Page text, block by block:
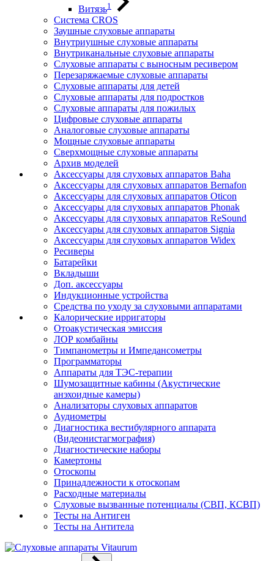
Витязь1
Система CROS
Заушные слуховые аппараты
Внутриушные слуховые аппараты
Внутриканальные слуховые аппараты
Слуховые аппараты с выносным ресивером
Перезаряжаемые слуховые аппараты
Слуховые аппараты для детей
Слуховые аппараты для подростков
Слуховые аппараты для пожилых
Цифровые слуховые аппараты
Аналоговые слуховые аппараты
Мощные слуховые аппараты
Сверхмощные слуховые аппараты
Архив моделей
Аксессуары для слуховых аппаратов Baha
Аксессуары для слуховых аппаратов Bernafon
Аксессуары для слуховых аппаратов Oticon
Аксессуары для слуховых аппаратов Phonak
Аксессуары для слуховых аппаратов ReSound
Аксессуары для слуховых аппаратов Signia
Аксессуары для слуховых аппаратов Widex
Ресиверы
Батарейки
Вкладыши
Доп. аксессуары
Индукционные устройства
Средства по уходу за слуховыми аппаратами
Калорические ирригаторы
Отоакустическая эмиссия
ЛОР комбайны
Тимпанометры и Импедансометры
Программаторы
Аппараты для ТЭС-терапии
Шумозащитные кабины (Акустические
анэхоидные камеры)
Анализаторы слуховых аппаратов
Аудиометры
Диагностика вестибулярного аппарата
(Видеонистагмография)
Диагностические наборы
Камертоны
Отоскопы
Принадлежности к отоскопам
Расходные материалы
Слуховые вызванные потенциалы (СВП, КСВП)
Тесты на Антиген
Тесты на Антитела